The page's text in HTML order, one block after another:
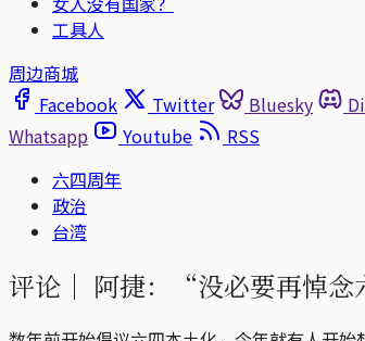
工具人
周边商城
Facebook
Twitter Bluesky
Whatsapp
Youtube
RSS
六四周年
政治
台湾
评论｜ 阿捷：“没必要再悼